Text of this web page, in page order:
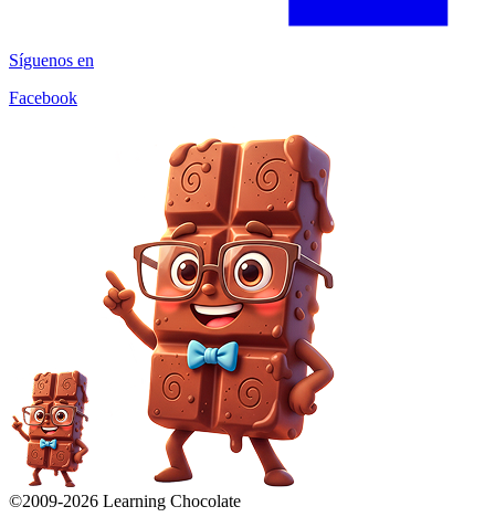
Síguenos en
Facebook
©2009-2026 Learning Chocolate